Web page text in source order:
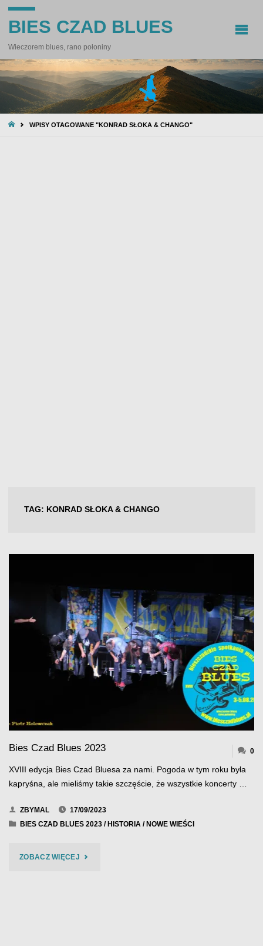
BIES CZAD BLUES
Wieczorem blues, rano połoniny
STRONA
WPISY OTAGOWANE "KONRAD SŁOKA & CHANGO"
TAG: KONRAD SŁOKA & CHANGO
Bies Czad Blues 2023 0
XVIII edycja Bies Czad Bluesa za nami. Pogoda w tym roku była
kapryśna, ale mieliśmy takie szczęście, że wszystkie koncerty …
ZBYMAL
17/09/2023
BIES CZAD BLUES 2023/ HISTORIA/ NOWE WIEŚCI
ZOBACZ WIĘCEJ"BIES